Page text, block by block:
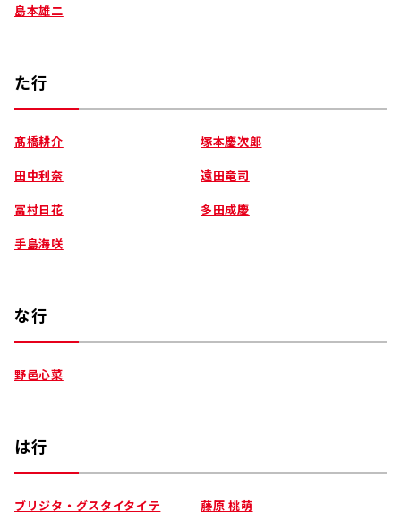
島本雄二
た行
髙橋耕介
塚本慶次郎
田中利奈
遠田竜司
冨村日花
多田成慶
手島海咲
な行
野邑心菜
は行
ブリジタ・グスタイタイテ
藤原 桃萌